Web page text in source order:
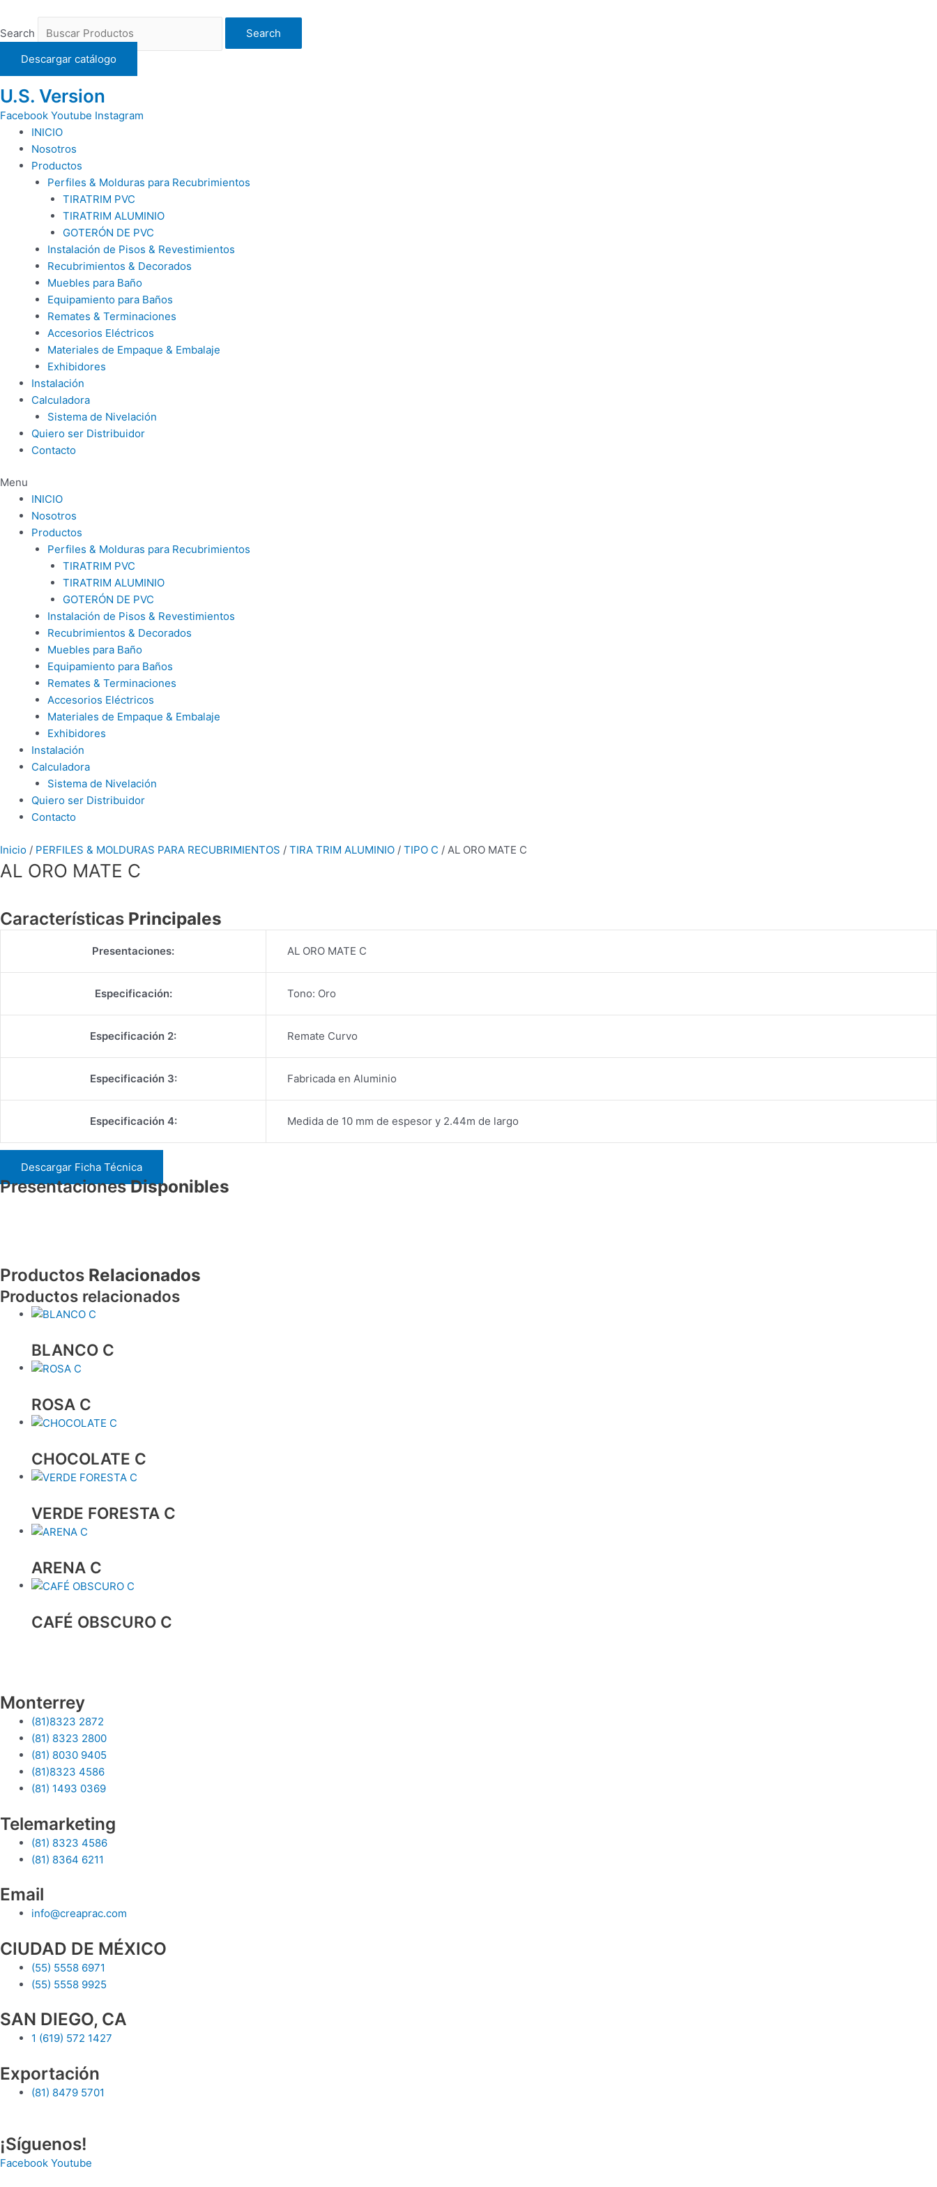
contenido
Search
Search
Descargar catálogo
U.S. Version
Facebook Youtube Instagram
INICIO
Nosotros
Productos
Perfiles & Molduras para Recubrimientos
TIRATRIM PVC
TIRATRIM ALUMINIO
GOTERÓN DE PVC
Instalación de Pisos & Revestimientos
Recubrimientos & Decorados
Muebles para Baño
Equipamiento para Baños
Remates & Terminaciones
Accesorios Eléctricos
Materiales de Empaque & Embalaje
Exhibidores
Instalación
Calculadora
Sistema de Nivelación
Quiero ser Distribuidor
Contacto
Menu
INICIO
Nosotros
Productos
Perfiles & Molduras para Recubrimientos
TIRATRIM PVC
TIRATRIM ALUMINIO
GOTERÓN DE PVC
Instalación de Pisos & Revestimientos
Recubrimientos & Decorados
Muebles para Baño
Equipamiento para Baños
Remates & Terminaciones
Accesorios Eléctricos
Materiales de Empaque & Embalaje
Exhibidores
Instalación
Calculadora
Sistema de Nivelación
Quiero ser Distribuidor
Contacto
Inicio / PERFILES & MOLDURAS PARA RECUBRIMIENTOS / TIRA TRIM ALUMINIO / TIPO C / AL ORO MATE C
AL ORO MATE C
Características Principales
Presentaciones: AL ORO MATE C
Especificación: Tono: Oro
Especificación 2: Remate Curvo
Especificación 3: Fabricada en Aluminio
Especificación 4: Medida de 10 mm de espesor y 2.44m de largo
Descargar Ficha Técnica
PresentacionesDisponibles
Productos Relacionados
Productos relacionados
BLANCO C
ROSA C
CHOCOLATE C
VERDE FORESTA C
ARENA C
CAFÉ OBSCURO C
Monterrey
(81)8323 2872
(81) 8323 2800
(81) 8030 9405
(81)8323 4586
(81) 1493 0369
Telemarketing
(81) 8323 4586
(81) 8364 6211
Email
info@creaprac.com
CIUDAD DE MÉXICO
(55) 5558 6971
(55) 5558 9925
SAN DIEGO, CA
1 (619) 572 1427
Exportación
(81) 8479 5701
¡Síguenos!
Facebook Youtube